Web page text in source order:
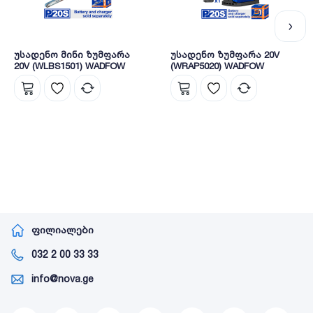
უსადენო მინი ზუმფარა
20V (WLBS1501) WADFOW
უსადენო ზუმფარა 20V
(WRAP5020) WADFOW
ფილიალები
032 2 00 33 33
info@nova.ge